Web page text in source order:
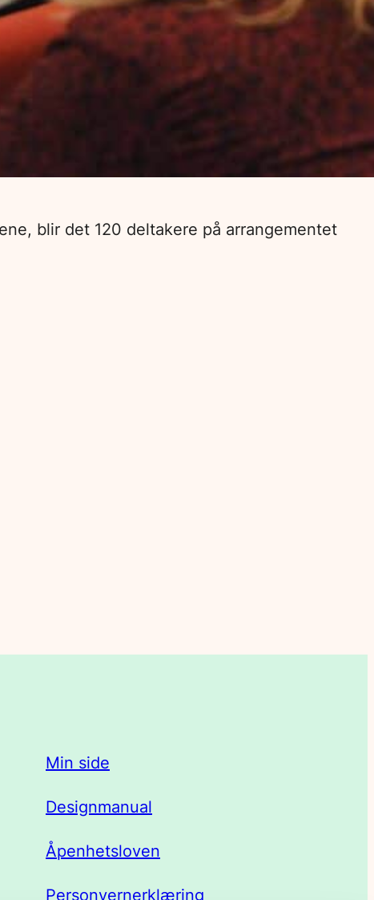
blir det 120 deltakere på arrangementet
Min side
Designmanual
Åpenhetsloven
Personvernerklæring